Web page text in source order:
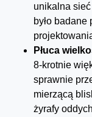
unikalna
było
Płuca
8-krotnie
sprawnie
mierzącą
żyrafy